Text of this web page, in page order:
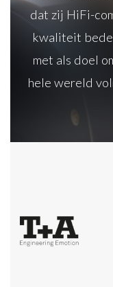
dat zij HiFi-
kwaliteit
met als doel
hele wereld